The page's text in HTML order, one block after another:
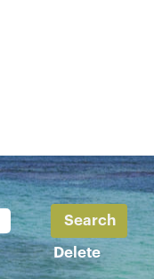
Delete